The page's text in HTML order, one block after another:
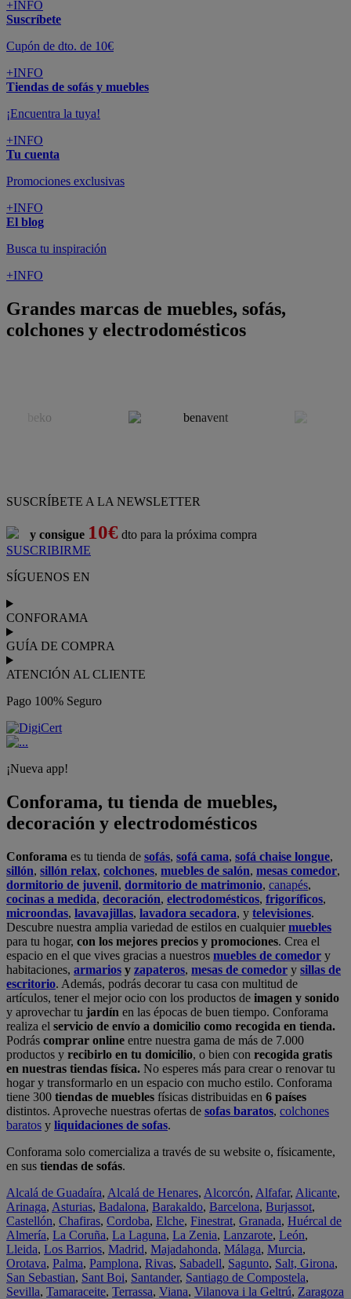
+INFO
Suscríbete
Cupón de dto. de 10€
+INFO
Tiendas de sofás y muebles
¡Encuentra la tuya!
+INFO
Tu cuenta
Promociones exclusivas
+INFO
El blog
Busca tu inspiración
+INFO
Grandes marcas de muebles, sofás,
colchones y electrodomésticos
SUSCRÍBETE A LA NEWSLETTER
y consigue 10€ dto para la próxima compra
SUSCRIBIRME
SÍGUENOS EN
CONFORAMA
GUÍA DE COMPRA
ATENCIÓN AL CLIENTE
Pago 100% Seguro
¡Nueva app!
Conforama, tu tienda de muebles,
decoración y electrodomésticos
Conforama es tu tienda de sofás, sofá cama, sofá chaise longue,
sillón, sillón relax, colchones, muebles de salón, mesas comedor,
dormitorio de juvenil, dormitorio de matrimonio, canapés,
cocinas a medida, decoración, electrodomésticos, frigoríficos,
microondas, lavavajillas, lavadora secadora, y televisiones.
Descubre nuestra amplia variedad de estilos en cualquiermuebles
para tu hogar, con los mejores precios y promociones. Crea el
espacio en el que vives gracias a nuestros muebles de comedor y
habitaciones, armarios y zapateros, mesas de comedor y sillas de
escritorio. Además, podrás decorar tu casa con multitud de
artículos, tener el mejor ocio con los productos de imagen y sonido
y aprovechar tu jardín en las épocas de buen tiempo. Conforama
realiza el servicio de envío a domicilio como recogida en tienda.
Podrás comprar online entre nuestra gama de más de 7.000
productos y recibirlo en tu domicilio, o bien con recogida gratis
en nuestras tiendas física. No esperes más para crear o renovar tu
hogar y transformarlo en un espacio con mucho estilo. Conforama
tiene 300 tiendas de muebles físicas distribuidas en 6 países
distintos. Aproveche nuestras ofertas de sofas baratos, colchones
baratos y liquidaciones de sofas.
Conforama solo comercializa a través de su website o, físicamente,
en sus tiendas de sofás.
Alcalá de Guadaíra, Alcalá de Henares, Alcorcón, Alfafar, Alicante,
Arinaga, Asturias, Badalona, Barakaldo, Barcelona, Burjassot,
Castellón, Chafiras, Cordoba, Elche, Finestrat, Granada, Huércal de
Almería, La Coruña, La Laguna, La Zenia, Lanzarote, León,
Lleida, Los Barrios, Madrid, Majadahonda, Málaga, Murcia,
Orotava, Palma, Pamplona, Rivas, Sabadell, Sagunto, Salt, Girona,
San Sebastian, Sant Boi, Santander, Santiago de Compostela,
Sevilla, Tamaraceite, Terrassa, Viana, Vilanova i la Geltrú, Zaragoza